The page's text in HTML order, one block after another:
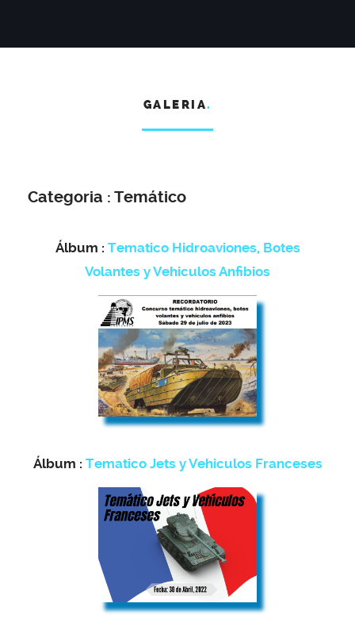
GALERIA.
Categoria : Temático
Álbum : Tematico Hidroaviones, Botes
Volantes y Vehiculos Anfibios
Álbum : Tematico Jets y Vehiculos Franceses